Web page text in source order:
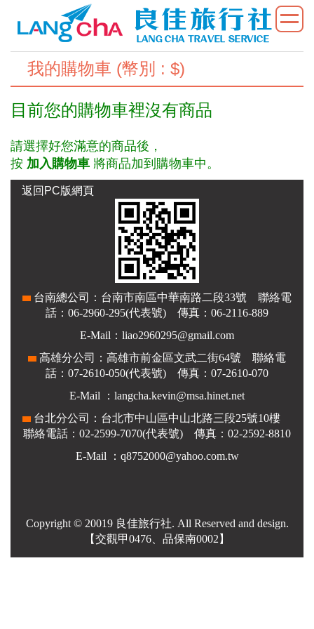
我的購物車 (幣別 : $)
目前您的購物車裡沒有商品
請選擇好您滿意的商品後，
按 加入購物車 將商品加到購物車中。
返回PC版網頁
台南總公司：台南市南區中華南路二段33號 聯絡電
話：06-2960-295(代表號) 傳真：06-2116-889
E-Mail：liao2960295@gmail.com
高雄分公司：高雄市前金區文武二街64號 聯絡電
話：07-2610-050(代表號) 傳真：07-2610-070
E-Mail ： langcha.kevin@msa.hinet.net
台北分公司：台北市中山區中山北路三段25號10樓
聯絡電話：02-2599-7070(代表號) 傳真：02-2592-8810
E-Mail ：q8752000@yahoo.com.tw
Copyright © 20019 良佳旅行社. All Reserved and design.
【交觀甲0476、品保南0002】